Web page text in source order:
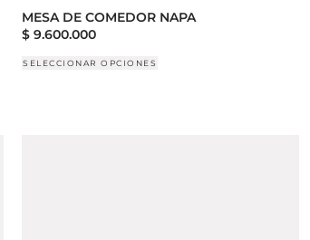
MESA DE COMEDOR NAPA
$ 9.600.000
SELECCIONAR OPCIONES